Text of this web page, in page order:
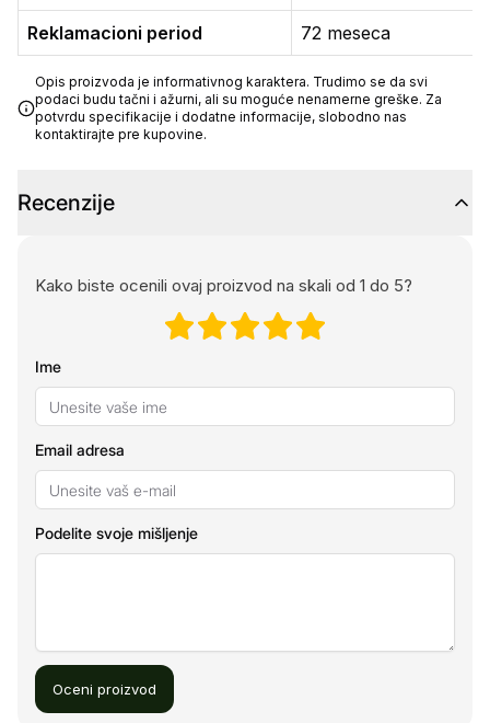
Reklamacioni period 72 meseca
Opis proizvoda je informativnog karaktera. Trudimo se da svi
podaci budu tačni i ažurni, ali su moguće nenamerne greške. Za
potvrdu specifikacije i dodatne informacije, slobodno nas
kontaktirajte pre kupovine.
Recenzije
Kako biste ocenili ovaj proizvod na skali od 1 do 5?
Ime
Email adresa
Podelite svoje mišljenje
Oceni proizvod